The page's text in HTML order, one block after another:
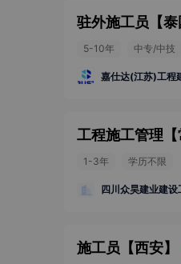
驻外施工员 【泰
5-10年 中专/中技
嘉仕达(江苏)工程
工程施工管理 【
1-3年 学历不限
四川众昊建业建设
施工员 【西安】